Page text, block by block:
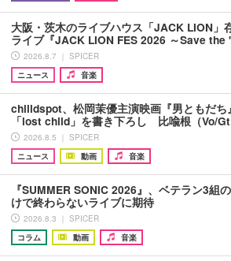
大阪・茨木のライブハウス「JACK LION」
ライブ『JACK LION FES 2026 ～Save
2026.8.7 ｜ SPICER
ニュース
音楽
chilldspot、松岡茉優主演映画『男ともだち
「lost child」を書き下ろし 比喩根（Vo/
2026.8.5 ｜ SPICER
ニュース
動画 音楽
『SUMMER SONIC 2026』、ベテラン3組
けで終わらないライブに期待
2026.8.3 ｜ SPICER
コラム
動画 音楽